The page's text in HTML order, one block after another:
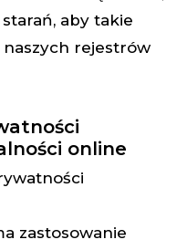
aby takie
naszych rejestrów
online
zastosowanie